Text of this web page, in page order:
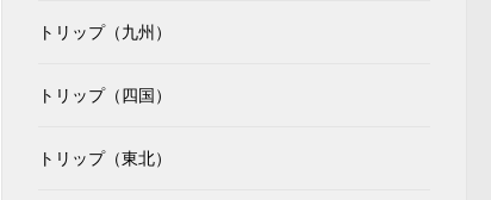
トリップ（九州）
トリップ（四国）
トリップ（東北）